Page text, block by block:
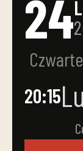
24
20:15